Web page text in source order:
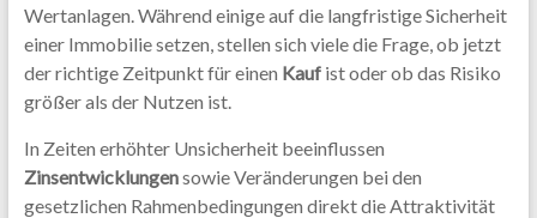
Wertanlagen. Während einige auf die langfristige Sicherheit
einer Immobilie setzen, stellen sich viele die Frage, ob jetzt
der richtige Zeitpunkt für einen Kaufist oder ob das Risiko
größer als der Nutzen ist.
In Zeiten erhöhter Unsicherheit beeinflussen
Zinsentwicklungensowie Veränderungen bei den
gesetzlichen Rahmenbedingungen direkt die Attraktivität